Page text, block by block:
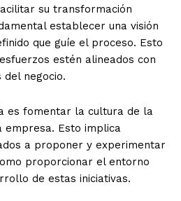
su transformación
establecer una visión
que guíe el proceso. Esto
estén alineados con
negocio.
es fomentar la cultura de la
empresa. Esto implica
a proponer y experimentar
proporcionar el entorno
de estas iniciativas.